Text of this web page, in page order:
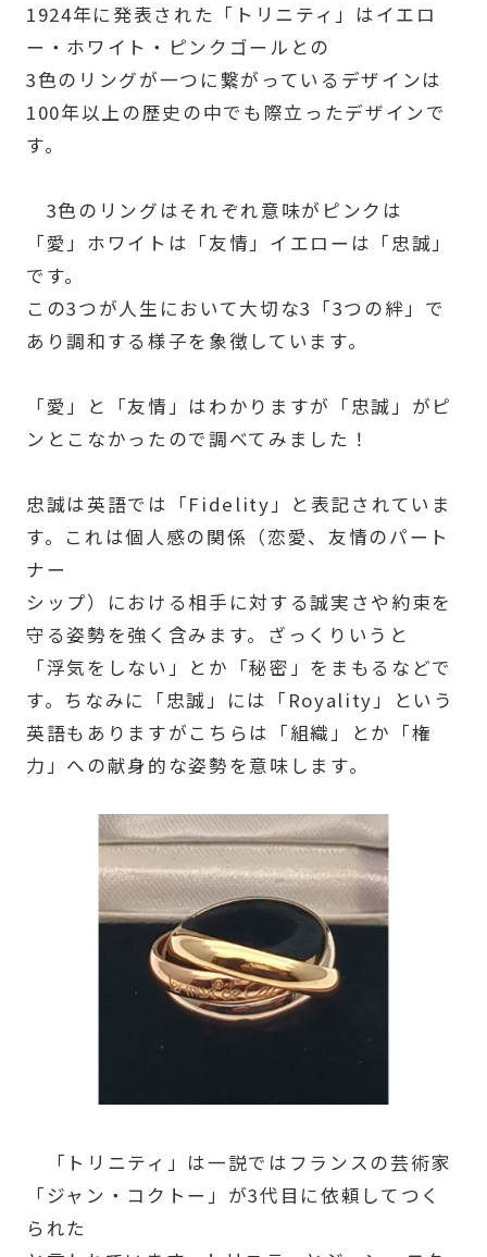
1924年に発表された「トリニティ」はイエロ
ー・ホワイト・ピンクゴールとの
3色のリングが一つに繋がっているデザインは
100年以上の歴史の中でも際立ったデザインで
す。
3色のリングはそれぞれ意味がピンクは
「愛」ホワイトは「友情」イエローは「忠誠」
です。
この3つが人生において大切な3「3つの絆」で
あり調和する様子を象徴しています。
「愛」と「友情」はわかりますが「忠誠」がピ
ンとこなかったので調べてみました！
忠誠は英語では「Fidelity」と表記されていま
す。これは個人感の関係（恋愛、友情のパート
ナー
シップ）における相手に対する誠実さや約束を
守る姿勢を強く含みます。ざっくりいうと
「浮気をしない」とか「秘密」をまもるなどで
す。ちなみに「忠誠」には「Royality」という
英語もありますがこちらは「組織」とか「権
力」への献身的な姿勢を意味します。
「トリニティ」は一説ではフランスの芸術家
「ジャン・コクトー」が3代目に依頼してつく
られた